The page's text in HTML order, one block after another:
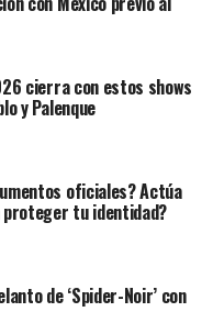
cierra con estos shows
y Palenque
oficiales? Actúa
proteger tu identidad?
de ‘Spider-Noir’ con